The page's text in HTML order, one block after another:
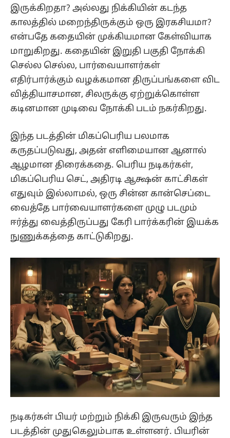
இருக்கிறதா? அல்லது நிக்கியின் கடந்த
காலத்தில் மறைந்திருக்கும் ஒரு இரகசியமா?
என்பதே கதையின் முக்கியமான கேள்வியாக
மாறுகிறது. கதையின் இறுதி பகுதி நோக்கி
செல்ல செல்ல, பார்வையாளர்கள்
எதிர்பார்க்கும் வழக்கமான திருப்பங்களை விட
வித்தியாசமான, சிலருக்கு ஏற்றுக்கொள்ள
கடினமான முடிவை நோக்கி படம் நகர்கிறது.
இந்த படத்தின் மிகப்பெரிய பலமாக
கருதப்படுவது, அதன் எளிமையான ஆனால்
ஆழமான திரைக்கதை. பெரிய நடிகர்கள்,
மிகப்பெரிய செட், அதிரடி ஆக்ஷன் காட்சிகள்
எதுவும் இல்லாமல், ஒரு சின்ன கான்செப்டை
வைத்தே பார்வையாளர்களை முழு படமும்
ஈர்த்து வைத்திருப்பது கேரி பார்க்கரின் இயக்க
நுணுக்கத்தை காட்டுகிறது.
நடிகர்கள் பியர் மற்றும் நிக்கி இருவரும் இந்த
படத்தின் முதுகெலும்பாக உள்ளனர். பியரின்